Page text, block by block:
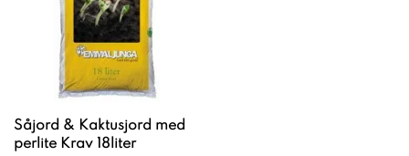
Såjord & Kaktusjord med
perlite Krav 18liter